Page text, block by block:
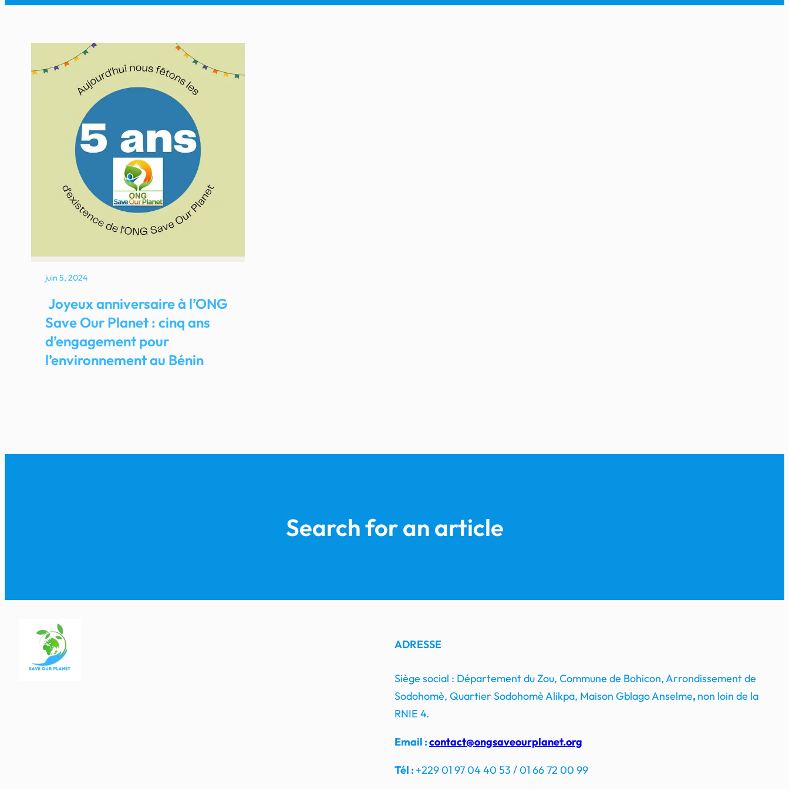
juin 5, 2024
Joyeux anniversaire à l’ONG
Save Our Planet : cinq ans
d’engagement pour
l’environnement au Bénin
Search for an article
ADRESSE
Siège social : Département du Zou, Commune de Bohicon, Arrondissement de
Sodohomè, Quartier Sodohomè Alikpa, Maison Gblago Anselme,non loin de la
RNIE 4.
Email :contact@ongsaveourplanet.org
Tél :+229 01 97 04 40 53 / 01 66 72 00 99